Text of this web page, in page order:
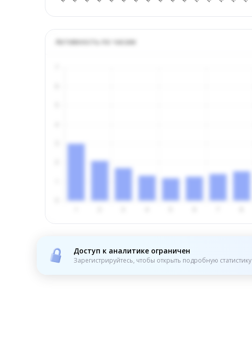
Активность по часам
Доступ к аналитике ограничен
Зарегистрируйтесь, чтобы открыть подробную статистику